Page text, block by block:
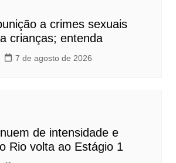
a crimes sexuais
crianças; entenda
7 de agosto de 2026
de intensidade e
Rio volta ao Estágio 1